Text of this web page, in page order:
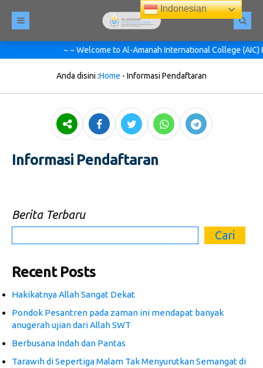
~ ~ Welcome to Al-Amanah International College (AIC)
Anda disini :Home - Informasi Pendaftaran
Informasi Pendaftaran
Berita Terbaru
Cari
Recent Posts
Hakikatnya Allah Sangat Dekat
Pondok Pesantren pada zaman ini mendapat banyak
anugerah ujian dari Allah SWT
Berbusana Indah dan Pantas
Tarawih di Sepertiga Malam Tak Menyurutkan Semangat di
Indonesian